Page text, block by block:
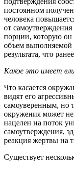
постоянном
человека
от
порции, которую он
объем выполняемой
результата, что
Какое это имеет
Что касается
видят его
самоуверенным, но
окружения может
нацелен на поток
самоутверждения,
реакция жертвы на
Существует